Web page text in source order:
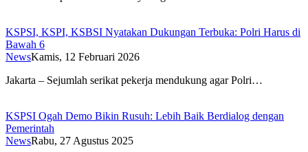
KSPSI, KSPI, KSBSI Nyatakan Dukungan Terbuka: Polri Harus di
Bawah 6
NewsKamis, 12 Februari 2026
Jakarta – Sejumlah serikat pekerja mendukung agar Polri…
KSPSI Ogah Demo Bikin Rusuh: Lebih Baik Berdialog dengan
Pemerintah
NewsRabu, 27 Agustus 2025